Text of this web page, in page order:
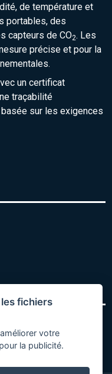
de température et
portables, des
capteurs de CO2. Les
précise et pour la
un certificat
traçabilité
sur les exigences
fichiers
votre
la publicité.